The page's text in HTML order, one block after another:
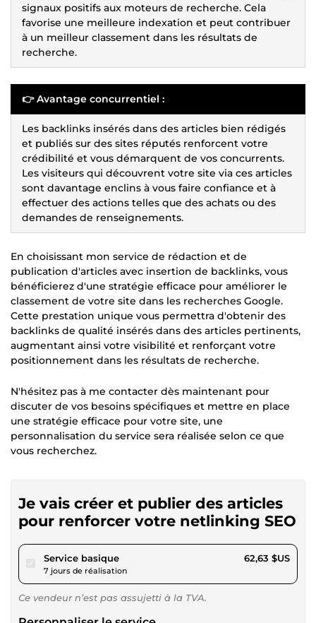
signaux positifs aux moteurs de recherche. Cela
favorise une meilleure indexation et peut contribuer
à un meilleur classement dans les résultats de
recherche.
👉 Avantage concurrentiel :
Les backlinks insérés dans des articles bien rédigés
et publiés sur des sites réputés renforcent votre
crédibilité et vous démarquent de vos concurrents.
Les visiteurs qui découvrent votre site via ces articles
sont davantage enclins à vous faire confiance et à
effectuer des actions telles que des achats ou des
demandes de renseignements.
En choisissant mon service de rédaction et de
publication d'articles avec insertion de backlinks, vous
bénéficierez d'une stratégie efficace pour améliorer le
classement de votre site dans les recherches Google.
Cette prestation unique vous permettra d'obtenir des
backlinks de qualité insérés dans des articles pertinents,
augmentant ainsi votre visibilité et renforçant votre
positionnement dans les résultats de recherche.
N'hésitez pas à me contacter dès maintenant pour
discuter de vos besoins spécifiques et mettre en place
une stratégie efficace pour votre site, une
personnalisation du service sera réalisée selon ce que
vous recherchez.
Je vais créer et publier des articles
pour renforcer votre netlinking SEO
Service basiquepour 57,73 $US
7 jours de réalisation
62,63 $US
Ce vendeur n’est pas assujetti à la TVA.